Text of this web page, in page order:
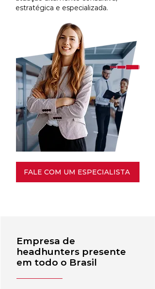
estratégica e especializada.
FALE COM UM ESPECIALISTA
Empresa de
headhunters presente
em todo o Brasil